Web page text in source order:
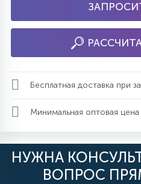
Бесплатная доставка при
Минимальная оптовая
НУЖНА
ВОПРОС